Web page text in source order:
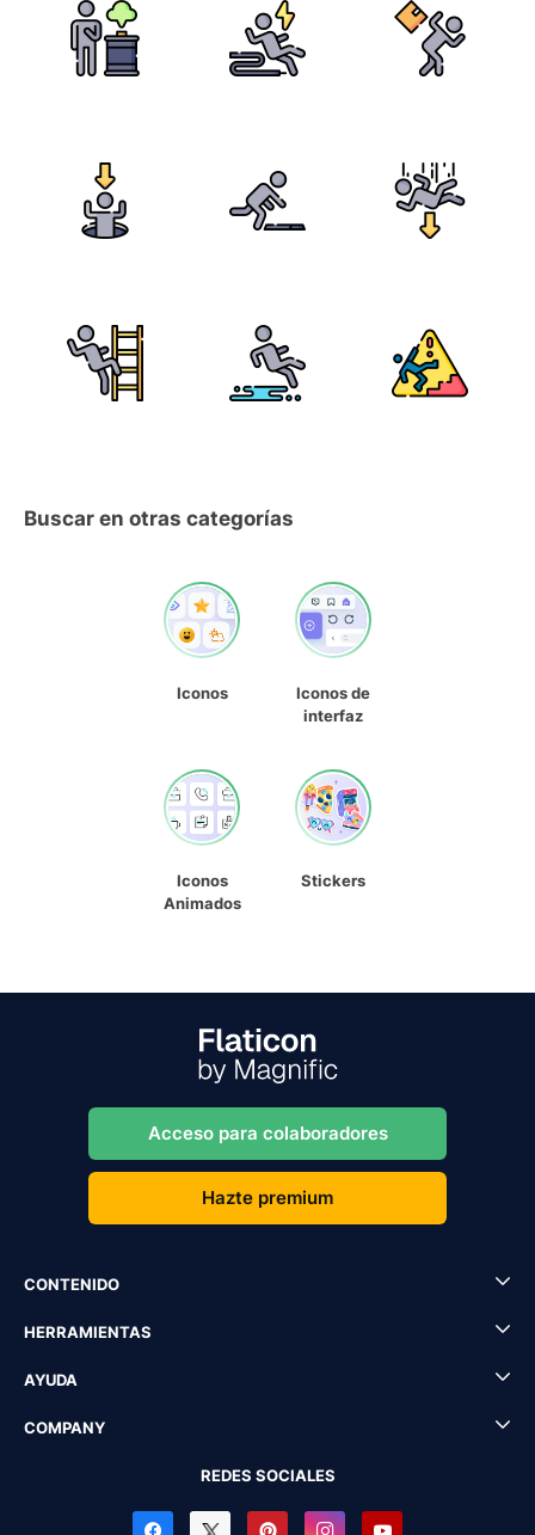
Buscar en otras categorías
Iconos
Iconos de
interfaz
Iconos
Animados
Stickers
Acceso para colaboradores
Hazte premium
CONTENIDO
HERRAMIENTAS
AYUDA
COMPANY
REDES SOCIALES